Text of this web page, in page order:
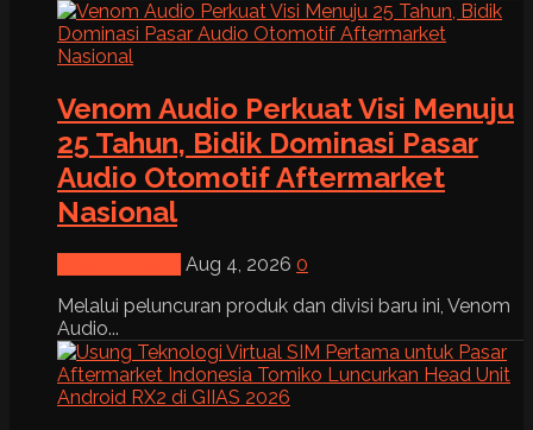
Venom Audio Perkuat Visi Menuju
25 Tahun, Bidik Dominasi Pasar
Audio Otomotif Aftermarket
Nasional
Aug 4, 2026 0
Melalui peluncuran produk dan divisi baru ini, Venom
Audio...